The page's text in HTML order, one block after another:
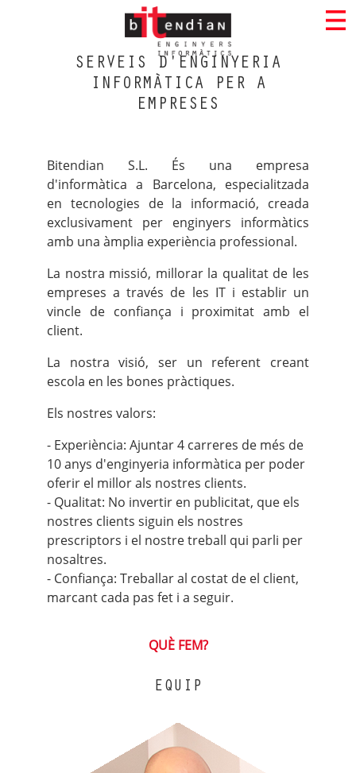
SERVEIS D'ENGINYERIA
INFORMÀTICA PER A
EMPRESES
Bitendian S.L. És una empresa
d'informàtica a Barcelona, especialitzada
en tecnologies de la informació, creada
exclusivament per enginyers informàtics
amb una àmplia experiència professional.
La nostra missió, millorar la qualitat de les
empreses a través de les IT i establir un
vincle de confiança i proximitat amb el
client.
La nostra visió, ser un referent creant
escola en les bones pràctiques.
Els nostres valors:
Experiència: Ajuntar 4 carreres de més de
10 anys d'enginyeria informàtica per poder
oferir el millor als nostres clients.
Qualitat: No invertir en publicitat, que els
nostres clients siguin els nostres
prescriptors i el nostre treball qui parli per
nosaltres.
Confiança: Treballar al costat de el client,
marcant cada pas fet i a seguir.
QUÈ FEM?
EQUIP